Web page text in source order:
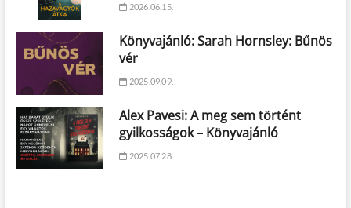
2026.06.15.
Könyvajánló: Sarah Hornsley: Bűnös
vér
2025.09.09.
Alex Pavesi: A meg sem történt
gyilkosságok – Könyvajánló
2025.07.28.